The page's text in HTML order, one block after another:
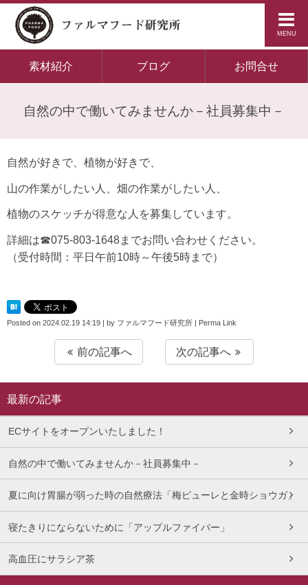
MENU
素材紹介 ブログ お問合せ
自然の中で働いてみませんか－社員募集中－
自然が好きで、植物が好きで、
山の作業がしたい人、畑の作業がしたい人、
植物のスケッチが得意な人を募集しています。
詳細は☎075-803-1648までお問い合わせください。
（受付時間：平日午前10時～午後5時まで）
Posted on 2024.02.19 14:19 | by ファルマフード研究所 | Perma Link
前の記事へ 次の記事へ
最新の記事
ECサイトをオープンいたしました！
自然の中で働いてみませんか－社員募集中－
夏に向け胃腸が弱った時の自然療法「梅ピューレと金時ショウガ」
寝たきりにならないために「アップルファイバー」
高血圧にサラシア茶